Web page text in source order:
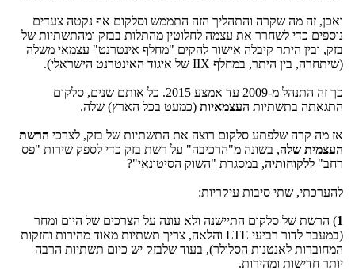
ואכן, זה מה שקרה והתהליך הזה התממש וסלקום אף נקטה צעדים
נוספים כדי לשחרר את עצמה לחלוטין מהתלות בבזק ומהתשתיות של
בזק, ובין היתר קיבלה אישור להקים "מחלף אינטרנט" עצמאי משלה
(שיתחרה, בין היתר, במחלף IIX של איגוד האינטרנט הישראלי).
כך זה התנהל מ-2009 עד אמצע 2015. כל אותם שנים, סלקום
התגאתה בתשתיות העצמאיות (כמעט בכל הארץ) שלה.
אז מה קרה שלפתע סלקום רוצה את התשתיות של בזק, לצרכי הרשת
העצמית שלה, בשונה מ"הרכיבה" על רשת בזק כדי לספק שירות "פס
רחב" ללקוחותיה, במסגרת "השוק הסיטונאי"?
להערכתי, שתי סיבות עיקריות:
1) הרשת של סלקום התיישנה ולא עונה על הצרכים של היום ומחר
(במעבר לדור רביעי LTE והלאה, צריך תשתיות מאוד מהירות וחזקות
המחוברות לאנטנות הסלולר), בעוד שלבזק יש כיום תשתיות הרבה
יותר חדישות ומהירות.